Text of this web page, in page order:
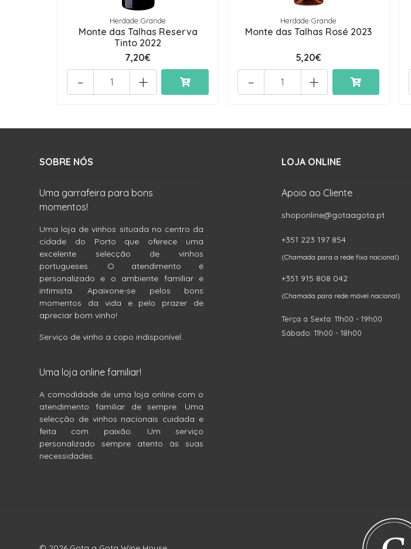
Herdade Grande
Monte das Talhas Reserva
Tinto 2022
7,20€
+
-
Herdade Grande
Monte das Talhas Rosé 2023
5,20€
+
-
SOBRE NÓS
Uma garrafeira para bons
momentos!
Uma loja de vinhos situada no centro da
cidade do Porto que oferece uma
excelente selecção de vinhos
portugueses. O atendimento é
personalizado e o ambiente familiar e
intimista. Apaixone-se pelos bons
momentos da vida e pelo prazer de
apreciar bom vinho!
Serviço de vinho a copo indisponível.
Uma loja online familiar!
A comodidade de uma loja online com o
atendimento familiar de sempre. Uma
selecção de vinhos nacionais cuidada e
feita com paixão. Um serviço
personalizado sempre atento às suas
necessidades.
LOJA ONLINE
Apoio ao Cliente
shoponline@gotaagota.pt
+351 223 197 854
(Chamada para a rede fixa nacional)
+351 915 808 042
(Chamada para rede móvel nacional)
Terça a Sexta: 11h00 - 19h00
Sábado: 11h00 - 18h00